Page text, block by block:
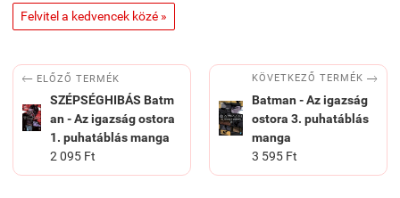
Felvitel a kedvencek közé »
 ELŐZŐ TERMÉK
SZÉPSÉGHIBÁS Batm
an - Az igazság ostora
1. puhatáblás manga
2 095 Ft
KÖVETKEZŐ TERMÉK 
Batman - Az igazság
ostora 3. puhatáblás
manga
3 595 Ft